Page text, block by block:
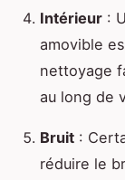
Intérieur :
amovible
nettoyage
au long de
Bruit :
réduire le